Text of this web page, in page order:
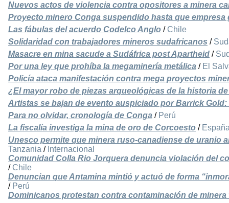
Nuevos actos de violencia contra opositores a minera
Proyecto minero Conga suspendido hasta que empresa
Las fábulas del acuerdo Codelco Anglo / Chile
Solidaridad con trabajadores mineros sudafricanos /
Masacre en mina sacude a Sudáfrica post Apartheid /
Por una ley que prohíba la megaminería metálica / El
Policía ataca manifestación contra mega proyectos
¿El mayor robo de piezas arqueológicas de la historia
Artistas se bajan de evento auspiciado por Barrick Gold:
Para no olvidar, cronología de Conga / Perú
La fiscalía investiga la mina de oro de Corcoesto /
Unesco permite que minera ruso-canadiense de uranio
Tanzania / Internacional
Comunidad Colla Rio Jorquera denuncia violación del
/ Chile
Denuncian que Antamina mintió y actuó de forma
/ Perú
Dominicanos protestan contra contaminación de